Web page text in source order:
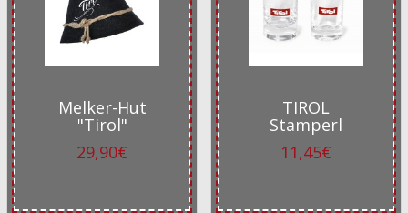
Melker-Hut
"Tirol"
29,90€
TIROL
Stamperl
11,45€